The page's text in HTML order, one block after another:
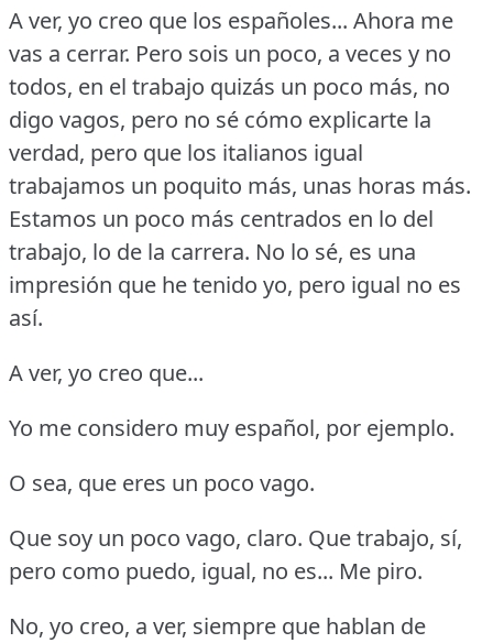
A ver, yo creo que los españoles... Ahora me
vas a cerrar. Pero sois un poco, a veces y no
todos, en el trabajo quizás un poco más, no
digo vagos, pero no sé cómo explicarte la
verdad, pero que los italianos igual
trabajamos un poquito más, unas horas más.
Estamos un poco más centrados en lo del
trabajo, lo de la carrera. No lo sé, es una
impresión que he tenido yo, pero igual no es
así.
A ver, yo creo que...
Yo me considero muy español, por ejemplo.
O sea, que eres un poco vago.
Que soy un poco vago, claro. Que trabajo, sí,
pero como puedo, igual, no es... Me piro.
No, yo creo, a ver, siempre que hablan de